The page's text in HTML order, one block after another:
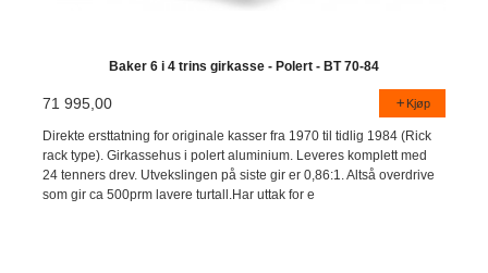
Baker 6 i 4 trins girkasse - Polert - BT 70-84
71 995,00 Kjøp
Direkte ersttatning for originale kasser fra 1970 til tidlig 1984 (Rick
rack type). Girkassehus i polert aluminium. Leveres komplett med
24 tenners drev. Utvekslingen på siste gir er 0,86:1. Altså overdrive
som gir ca 500prm lavere turtall.Har uttak for e